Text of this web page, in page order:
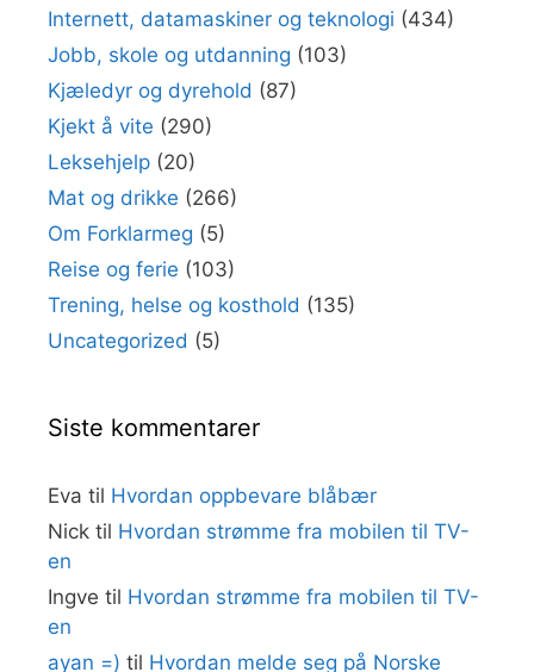
Internett, datamaskiner og teknologi (434)
Jobb, skole og utdanning (103)
Kjæledyr og dyrehold (87)
Kjekt å vite (290)
Leksehjelp (20)
Mat og drikke (266)
Om Forklarmeg (5)
Reise og ferie (103)
Trening, helse og kosthold (135)
Uncategorized (5)
Siste kommentarer
Eva til Hvordan oppbevare blåbær
Nick til Hvordan strømme fra mobilen til TV-
en
Ingve til Hvordan strømme fra mobilen til TV-
en
ayan =) til Hvordan melde seg på Norske